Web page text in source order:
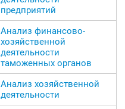
предприятий
Анализ финансово-
хозяйственной
деятельности
таможенных органов
Анализ хозяйственной
деятельности